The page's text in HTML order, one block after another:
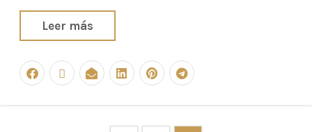
Leer más